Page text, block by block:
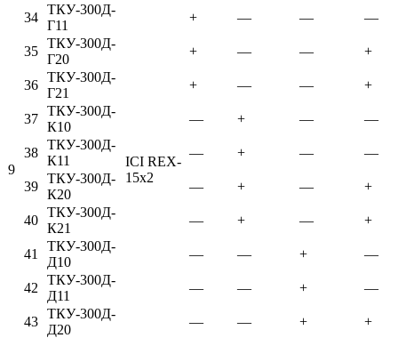
9
ICI REX-
15x2
34
ТКУ-300Д-
Г11
+ — — —
35
ТКУ-300Д-
Г20
+ — — +
36
ТКУ-300Д-
Г21
+ — — +
37
ТКУ-300Д-
К10
— + — —
38
ТКУ-300Д-
К11
— + — —
39
ТКУ-300Д-
К20
— + — +
40
ТКУ-300Д-
К21
— + — +
41
ТКУ-300Д-
Д10
— — + —
42
ТКУ-300Д-
Д11
— — + —
43
ТКУ-300Д-
Д20
— — + +